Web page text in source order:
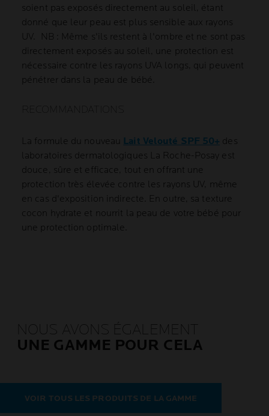
soient pas exposés directement au soleil, étant
donné que leur peau est plus sensible aux rayons
UV. NB : Même s'ils restent à l'ombre et ne sont pas
directement exposés au soleil, une protection est
nécessaire contre les rayons UVA longs, qui peuvent
pénétrer dans la peau de bébé.
La formule du nouveau Lait Velouté SPF 50+ des
laboratoires dermatologiques La Roche-Posay est
douce, sûre et efficace, tout en offrant une
protection très élevée contre les rayons UV, même
en cas d'exposition indirecte. En outre, sa texture
cocon hydrate et nourrit la peau de votre bébé pour
une protection optimale.
NOUS AVONS ÉGALEMENT
UNE GAMME POUR CELA
VOIR TOUS LES PRODUITS DE LA GAMME